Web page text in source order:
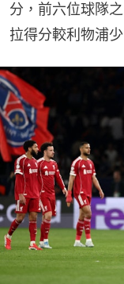
分，前六位球隊
拉得分較利物浦少